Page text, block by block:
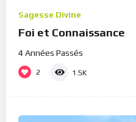
Sagesse Divine
Foi et Connaissance
4 Années Passés
2 1.5K